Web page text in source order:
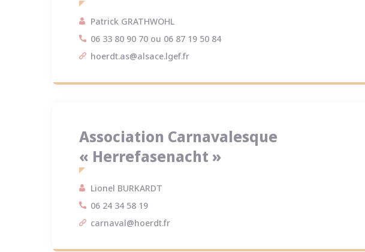
Patrick GRATHWOHL
06 33 80 90 70 ou 06 87 19 50 84
hoerdt.as@alsace.lgef.fr
Association Carnavalesque
« Herrefasenacht »
Lionel BURKARDT
06 24 34 58 19
carnaval@hoerdt.fr